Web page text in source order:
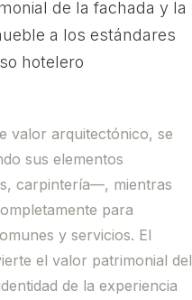
de la fachada y la
a los estándares
hotelero
valor arquitectónico, se
sus elementos
carpintería—, mientras
para
y servicios. El
el valor patrimonial del
de la experiencia